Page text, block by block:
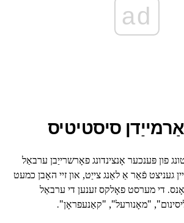
ad
סיסטיטיס
פון פּענכער אָנצינדונג פאָרשרייַבן ערבאַל
געניצט פֿאַר אַ לאַנג צייַט, און זיי האָבן כמעט
די מערסט פאָלקס זענען די ערבאַל
"מאָנורעל", "קאַנעפראָן".